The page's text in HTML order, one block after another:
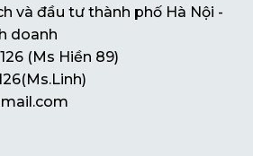
và đầu tư thành phố Hà Nội -
doanh
(Ms Hiền 89)